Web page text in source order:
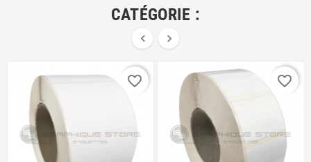
CATÉGORIE :
 
favorite_border favorite_border